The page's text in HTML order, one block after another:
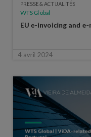
PRESSE & ACTUALITÉS
WTS Global
EU e-invoicing and
4 avril 2024